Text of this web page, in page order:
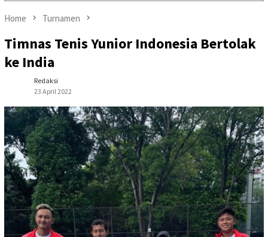
Home Turnamen
Timnas Tenis Yunior Indonesia Bertolak
ke India
Redaksi
23 April 2022